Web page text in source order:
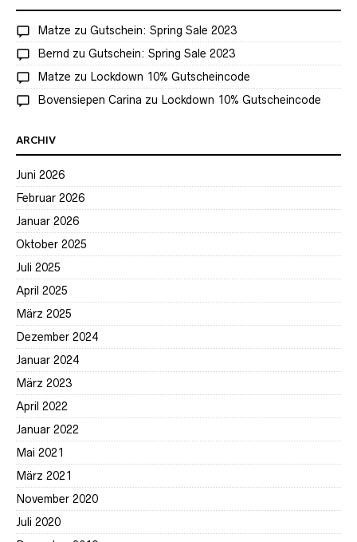
Matze zu Gutschein: Spring Sale 2023
Bernd zu Gutschein: Spring Sale 2023
Matze zu Lockdown 10% Gutscheincode
Bovensiepen Carina zu Lockdown 10% Gutscheincode
ARCHIV
Juni 2026
Februar 2026
Januar 2026
Oktober 2025
Juli 2025
April 2025
März 2025
Dezember 2024
Januar 2024
März 2023
April 2022
Januar 2022
Mai 2021
März 2021
November 2020
Juli 2020